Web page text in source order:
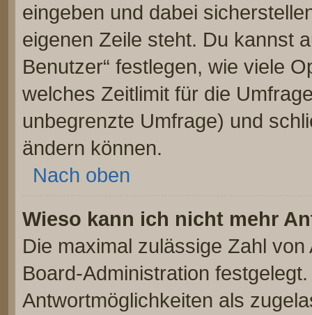
eingeben und dabei
eigenen Zeile steht. Du kannst
Benutzer“ festlegen, wie viele
welches Zeitlimit für die
unbegrenzte Umfrage) und
ändern können.
Nach oben
Wieso kann ich nicht mehr
Die maximal zulässige Zahl
Board-Administration
Antwortmöglichkeiten als